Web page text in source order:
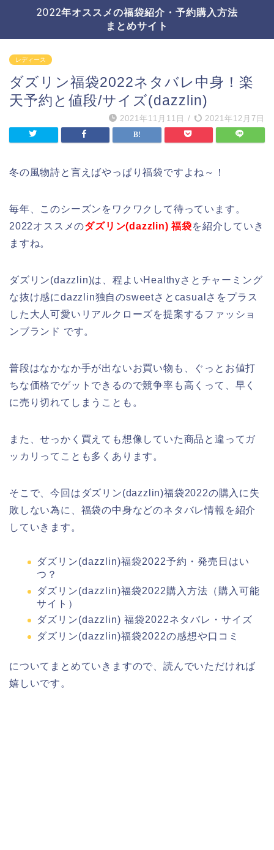
2022年オススメの福袋紹介・予約購入方法
まとめサイト
レディース
ダズリン福袋2022ネタバレ中身！楽
天予約と値段/サイズ(dazzlin)
2021年11月11日 / 2021年12月7日
冬の風物詩と言えばやっぱり福袋ですよね～！
毎年、このシーズンをワクワクして待っています。
2022オススメのダズリン(dazzlin) 福袋を紹介していき
ますね。
ダズリン(dazzlin)は、程よいHealthyさとチャーミング
な抜け感にdazzlin独自のsweetさとcasualさをプラス
した大人可愛いリアルクローズを提案するファッショ
ンブランド です。
普段はなかなか手が出ないお買い物も、ぐっとお値打
ちな価格でゲットできるので競争率も高くって、早く
に売り切れてしまうことも。
また、せっかく買えても想像していた商品と違ってガ
ッカリってことも多くあります。
そこで、今回はダズリン(dazzlin)福袋2022の購入に失
敗しない為に、福袋の中身などのネタバレ情報を紹介
していきます。
ダズリン(dazzlin)福袋2022予約・発売日はい
つ？
ダズリン(dazzlin)福袋2022購入方法（購入可能
サイト）
ダズリン(dazzlin) 福袋2022ネタバレ・サイズ
ダズリン(dazzlin)福袋2022の感想や口コミ
についてまとめていきますので、読んでいただければ
嬉しいです。